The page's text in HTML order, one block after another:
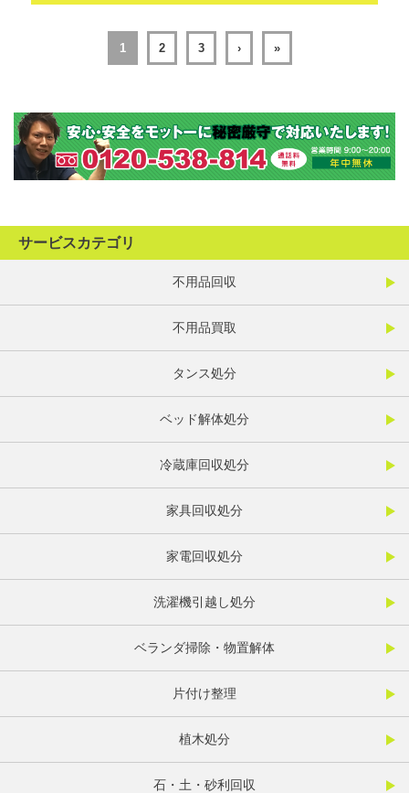
1 2 3 › »
サービスカテゴリ
不用品回収
不用品買取
タンス処分
ベッド解体処分
冷蔵庫回収処分
家具回収処分
家電回収処分
洗濯機引越し処分
ベランダ掃除・物置解体
片付け整理
植木処分
石・土・砂利回収